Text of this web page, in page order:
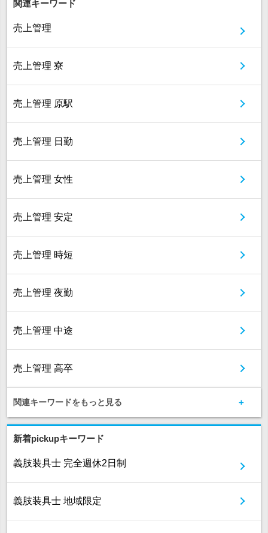
関連キーワード
売上管理
売上管理 寮
売上管理 原駅
売上管理 日勤
売上管理 女性
売上管理 安定
売上管理 時短
売上管理 夜勤
売上管理 中途
売上管理 高卒
関連キーワードをもっと見る
新着pickupキーワード
義肢装具士 完全週休2日制
義肢装具士 地域限定